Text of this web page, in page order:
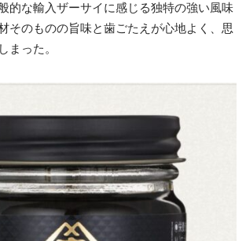
的な輸入ザーサイに感じる独特の強い風味
そのものの旨味と歯ごたえが心地よく、思
まった。